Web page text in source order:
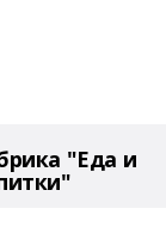
"Еда и